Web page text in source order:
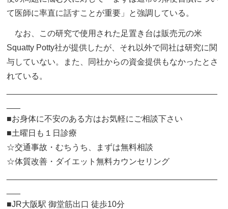
て医師に率直に話すことが重要」と強調している。
なお、この研究で使用された足置き台は販売元の米
Squatty Potty社が提供したが、それ以外で同社は研究に関
与していない。また、同社からの資金提供もなかったとさ
れている。
■お身体に不安のある方はお気軽にご相談下さい
■土曜日も１日診療
☆交通事故・むちうち、まずは無料相談
☆体質改善・ダイエット無料カウンセリング
■JR大阪駅 御堂筋出口 徒歩10分